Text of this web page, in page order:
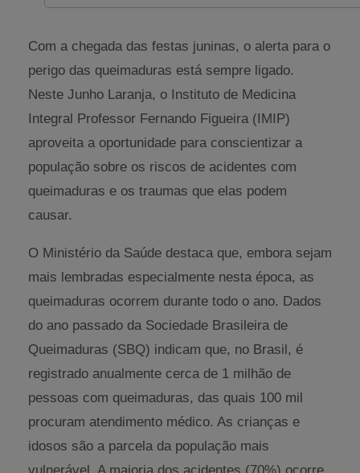
Com a chegada das festas juninas, o alerta para o
perigo das queimaduras está sempre ligado.
Neste Junho Laranja, o Instituto de Medicina
Integral Professor Fernando Figueira (IMIP)
aproveita a oportunidade para conscientizar a
população sobre os riscos de acidentes com
queimaduras e os traumas que elas podem
causar.
O Ministério da Saúde destaca que, embora sejam
mais lembradas especialmente nesta época, as
queimaduras ocorrem durante todo o ano. Dados
do ano passado da Sociedade Brasileira de
Queimaduras (SBQ) indicam que, no Brasil, é
registrado anualmente cerca de 1 milhão de
pessoas com queimaduras, das quais 100 mil
procuram atendimento médico. As crianças e
idosos são a parcela da população mais